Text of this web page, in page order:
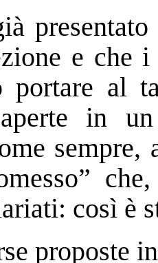
e che
portare al
in
così è
proposte